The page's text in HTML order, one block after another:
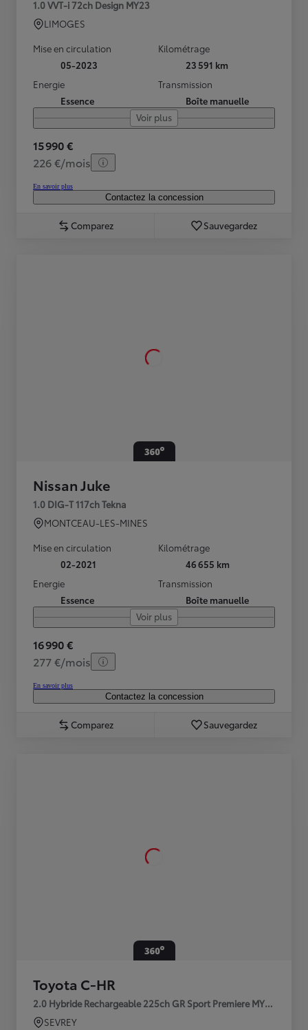
1.0 VVT-i 72ch Design MY23
LIMOGES
Mise en circulation
05-2023
Kilométrage
23 591 km
Energie
Essence
Transmission
Boîte manuelle
Voir plus
15 990 €
226 €/mois
En savoir plus
Contactez la concession
Comparez Sauvegardez
Nissan Juke
1.0 DIG-T 117ch Tekna
MONTCEAU-LES-MINES
Mise en circulation
02-2021
Kilométrage
46 655 km
Energie
Essence
Transmission
Boîte manuelle
Voir plus
16 990 €
277 €/mois
En savoir plus
Contactez la concession
Comparez Sauvegardez
Toyota C-HR
2.0 Hybride Rechargeable 225ch GR Sport Premiere MY25
SEVREY